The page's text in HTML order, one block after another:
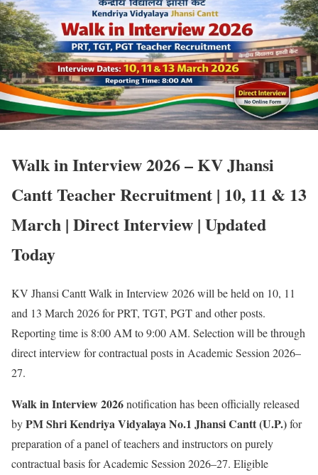
Walk in Interview 2026 – KV Jhansi
Cantt Teacher Recruitment | 10, 11 & 13
March | Direct Interview | Updated
Today
KV Jhansi Cantt Walk in Interview 2026 will be held on 10, 11
and 13 March 2026 for PRT, TGT, PGT and other posts.
Reporting time is 8:00 AM to 9:00 AM. Selection will be through
direct interview for contractual posts in Academic Session 2026–
27.
Walk in Interview 2026notification has been officially released
byPM Shri Kendriya Vidyalaya No.1 Jhansi Cantt (U.P.)for
preparation of a panel of teachers and instructors on purely
contractual basis for Academic Session 2026–27. Eligible